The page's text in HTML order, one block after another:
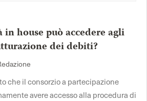
house può accedere agli
dei debiti?
che il consorzio a partecipazione
avere accesso alla procedura di